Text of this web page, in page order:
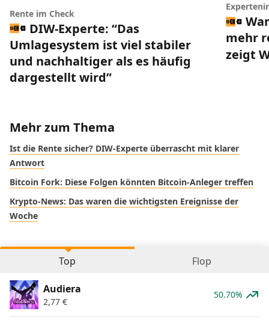
Rente im Check
DIW-Experte: “Das
Umlagesystem ist viel stabiler
und nachhaltiger als es häufig
dargestellt wird”
mehr
zeigt
Mehr zum Thema
Ist die Rente sicher? DIW-Experte überrascht mit klarer
Antwort
Bitcoin Fork: Diese Folgen könnten Bitcoin-Anleger treffen
Krypto-News: Das waren die wichtigsten Ereignisse der
Woche
Top Flop
Audiera
2,77 €
50.70%